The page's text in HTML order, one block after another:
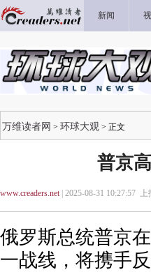
新闻
万维读者网 > 环球大观 > 正文
普京
www.creaders.net| 2025-08-31 10:27:57 上
俄罗斯总统普京
一战线，将携手